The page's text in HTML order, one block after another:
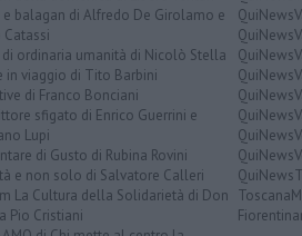
e balagan di Alfredo De Girolamo e
Catassi
di ordinaria umanità di Nicolò Stella
in viaggio di Tito Barbini
di Franco Bonciani
sfigato di Enrico Guerrini e
Lupi
di Gusto di Rubina Rovini
e non solo di Salvatore Calleri
La Cultura della Solidarietà di Don
Pio Cristiani